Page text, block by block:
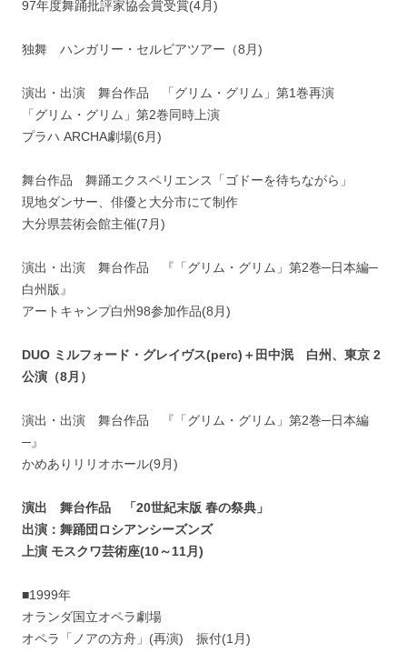
97年度舞踊批評家協会賞受賞(4月)
独舞 ハンガリー・セルビアツアー（8月)
演出・出演 舞台作品 「グリム・グリム」第1巻再演
「グリム・グリム」第2巻同時上演
プラハ ARCHA劇場(6月)
舞台作品 舞踊エクスペリエンス「ゴドーを待ちながら」
現地ダンサー、俳優と大分市にて制作
大分県芸術会館主催(7月)
演出・出演 舞台作品 『「グリム・グリム」第2巻─日本編─
白州版』
アートキャンプ白州98参加作品(8月)
DUO ミルフォード・グレイヴス(perc)＋田中泯 白州、東京 2
公演（8月）
演出・出演 舞台作品 『「グリム・グリム」第2巻─日本編
─』
かめありリリオホール(9月)
演出 舞台作品 「20世紀末版 春の祭典」
出演：舞踊団ロシアンシーズンズ
上演 モスクワ芸術座(10～11月)
■1999年
オランダ国立オペラ劇場
オペラ「ノアの方舟」(再演) 振付(1月)